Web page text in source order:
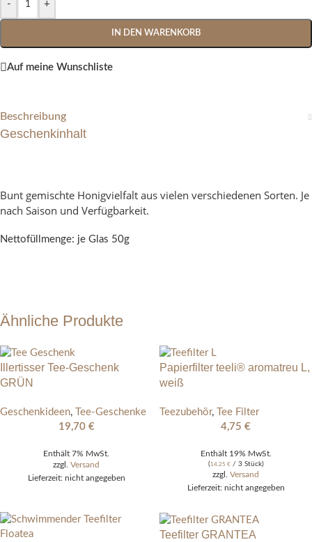
- +
IN DEN WARENKORB
Auf meine Wunschliste
Beschreibung
Geschenkinhalt
Bunt gemischte Honigvielfalt aus vielen verschiedenen Sorten. Je
nach Saison und Verfügbarkeit.
Nettofüllmenge: je Glas 50g
Ähnliche Produkte
Illertisser Tee-Geschenk
GRÜN
Geschenkideen,
Tee-Geschenke
19,70 €
Enthält 7% MwSt.
zzgl. Versand
Lieferzeit: nicht angegeben
Papierfilter teeli® aromatreu L,
weiß
Teezubehör,
Tee Filter
4,75 €
Enthält 19% MwSt.
( 14,25 €/ 3 Stück)
zzgl. Versand
Lieferzeit: nicht angegeben
Teefilter GRANTEA